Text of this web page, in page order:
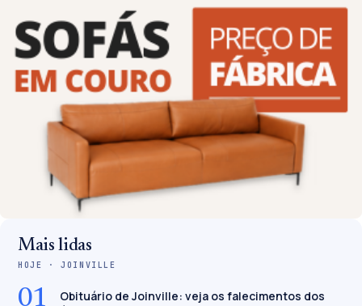
Mais lidas
HOJE · JOINVILLE
01
Obituário de Joinville: veja os falecimentos dos